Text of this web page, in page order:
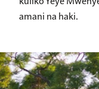
amani na haki.